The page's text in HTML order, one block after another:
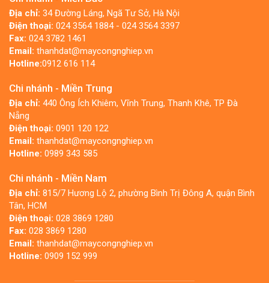
Địa chỉ: 34 Đường Láng, Ngã Tư Sở, Hà Nội
Điện thoại: 024 3564 1884 - 024 3564 3397
Fax: 024 3782 1461
Email: thanhdat@maycongnghiep.vn
Hotline:0912 616 114
Chi nhánh - Miền Trung
Địa chỉ: 440 Ông Ích Khiêm, Vĩnh Trung, Thanh Khê, TP Đà
Nẵng
Điện thoại: 0901 120 122
Email: thanhdat@maycongnghiep.vn
Hotline: 0989 343 585
Chi nhánh - Miền Nam
Địa chỉ: 815/7 Hương Lộ 2, phường Bình Trị Đông A, quận Bình
Tân, HCM
Điện thoại: 028 3869 1280
Fax: 028 3869 1280
Email: thanhdat@maycongnghiep.vn
Hotline: 0909 152 999